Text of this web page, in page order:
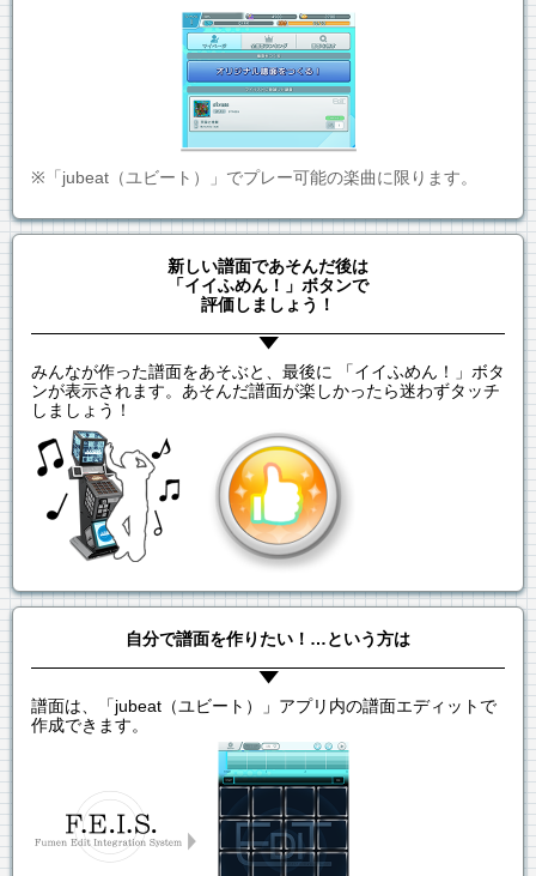
※「jubeat（ユビート）」でプレー可能の楽曲に限ります。
新しい譜面であそんだ後は
「イイふめん！」ボタンで
評価しましょう！
みんなが作った譜面をあそぶと、最後に 「イイふめん！」ボタ
ンが表示されます。あそんだ譜面が楽しかったら迷わずタッチ
しましょう！
自分で譜面を作りたい！…という方は
譜面は、「jubeat（ユビート）」アプリ内の譜面エディットで
作成できます。